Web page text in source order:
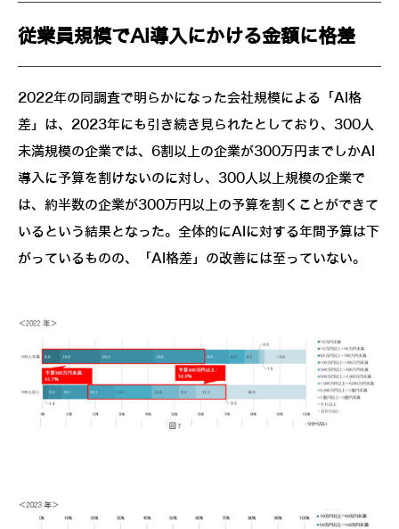
従業員規模でAI導入にかける金額に格差
2022年の同調査で明らかになった会社規模による「AI格
差」は、2023年にも引き続き見られたとしており、300人
未満規模の企業では、6割以上の企業が300万円までしかAI
導入に予算を割けないのに対し、300人以上規模の企業で
は、約半数の企業が300万円以上の予算を割くことができて
いるという結果となった。全体的にAIに対する年間予算は下
がっているものの、「AI格差」の改善には至っていない。